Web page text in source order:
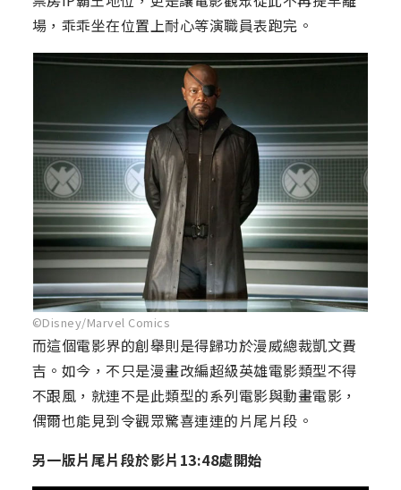
場，乖乖坐在位置上耐心等演職員表跑完。
©Disney/Marvel Comics
而這個電影界的創舉則是得歸功於漫威總裁凱文費
吉。如今，不只是漫畫改編超級英雄電影類型不得
不跟風，就連不是此類型的系列電影與動畫電影，
偶爾也能見到令觀眾驚喜連連的片尾片段。
另一版片尾片段於影片13:48處開始